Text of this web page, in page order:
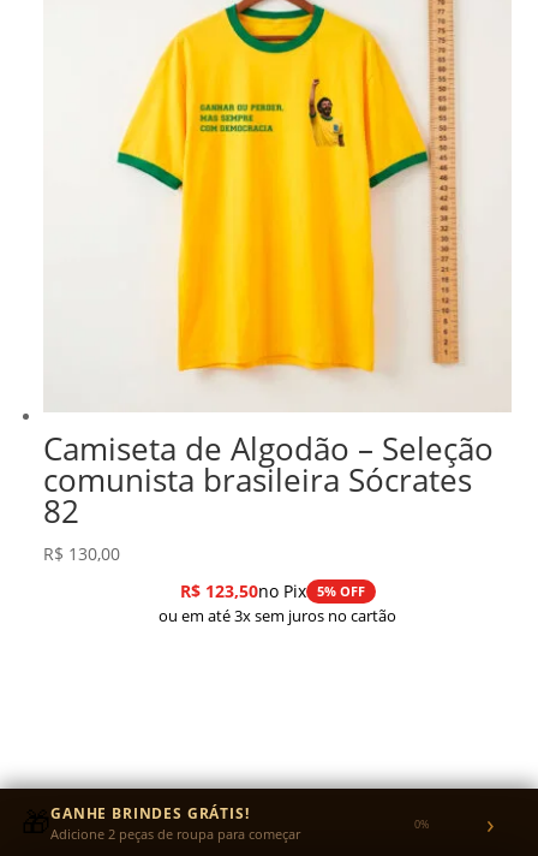
Camiseta de Algodão – Seleção
comunista brasileira Sócrates
82
R$ 130,00
R$123,50no Pix 5% OFF
ou em até 3x sem juros no cartão
🎁GANHE BRINDES GRÁTIS!
Adicione 2 peças de roupa para começar 0% ›